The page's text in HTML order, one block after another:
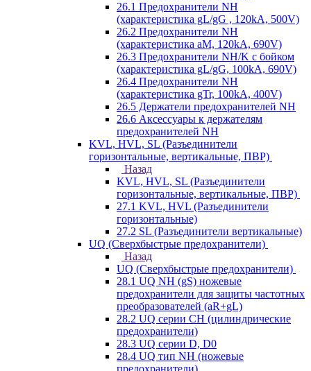
26.1 Предохранители NH
(характеристика gL/gG , 120kA, 500V)
26.2 Предохранители NH
(характеристика aM, 120kA, 690V)
26.3 Предохранители NH/K с бойком
(характеристика gL/gG, 100kA, 690V)
26.4 Предохранители NH
(характеристика gTr, 100kA, 400V)
26.5 Держатели предохранителей NH
26.6 Аксессуары к держателям
предохранителей NH
KVL, HVL, SL (Разъединители
горизонтальные, вертикальные, ПВР)
Назад
KVL, HVL, SL (Разъединители
горизонтальные, вертикальные, ПВР)
27.1 KVL, HVL (Разъединители
горизонтальные)
27.2 SL (Разъединители вертикальные)
UQ (Сверхбыстрые предохранители)
Назад
UQ (Сверхбыстрые предохранители)
28.1 UQ NH (gS) ножевые
предохранители для защиты частотных
преобразователей (aR+gL)
28.2 UQ серии CH (цилиндрические
предохранители)
28.3 UQ серии D, D0
28.4 UQ тип NH (ножевые
предохранители)